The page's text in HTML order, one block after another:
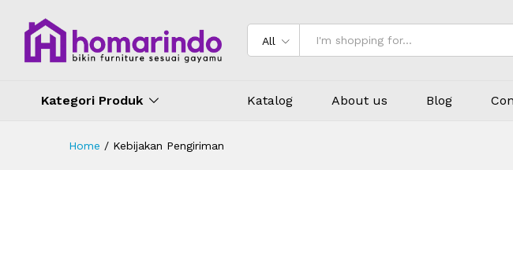
All
Kategori Produk Katalog About us Blog
Home / Kebijakan Pengiriman